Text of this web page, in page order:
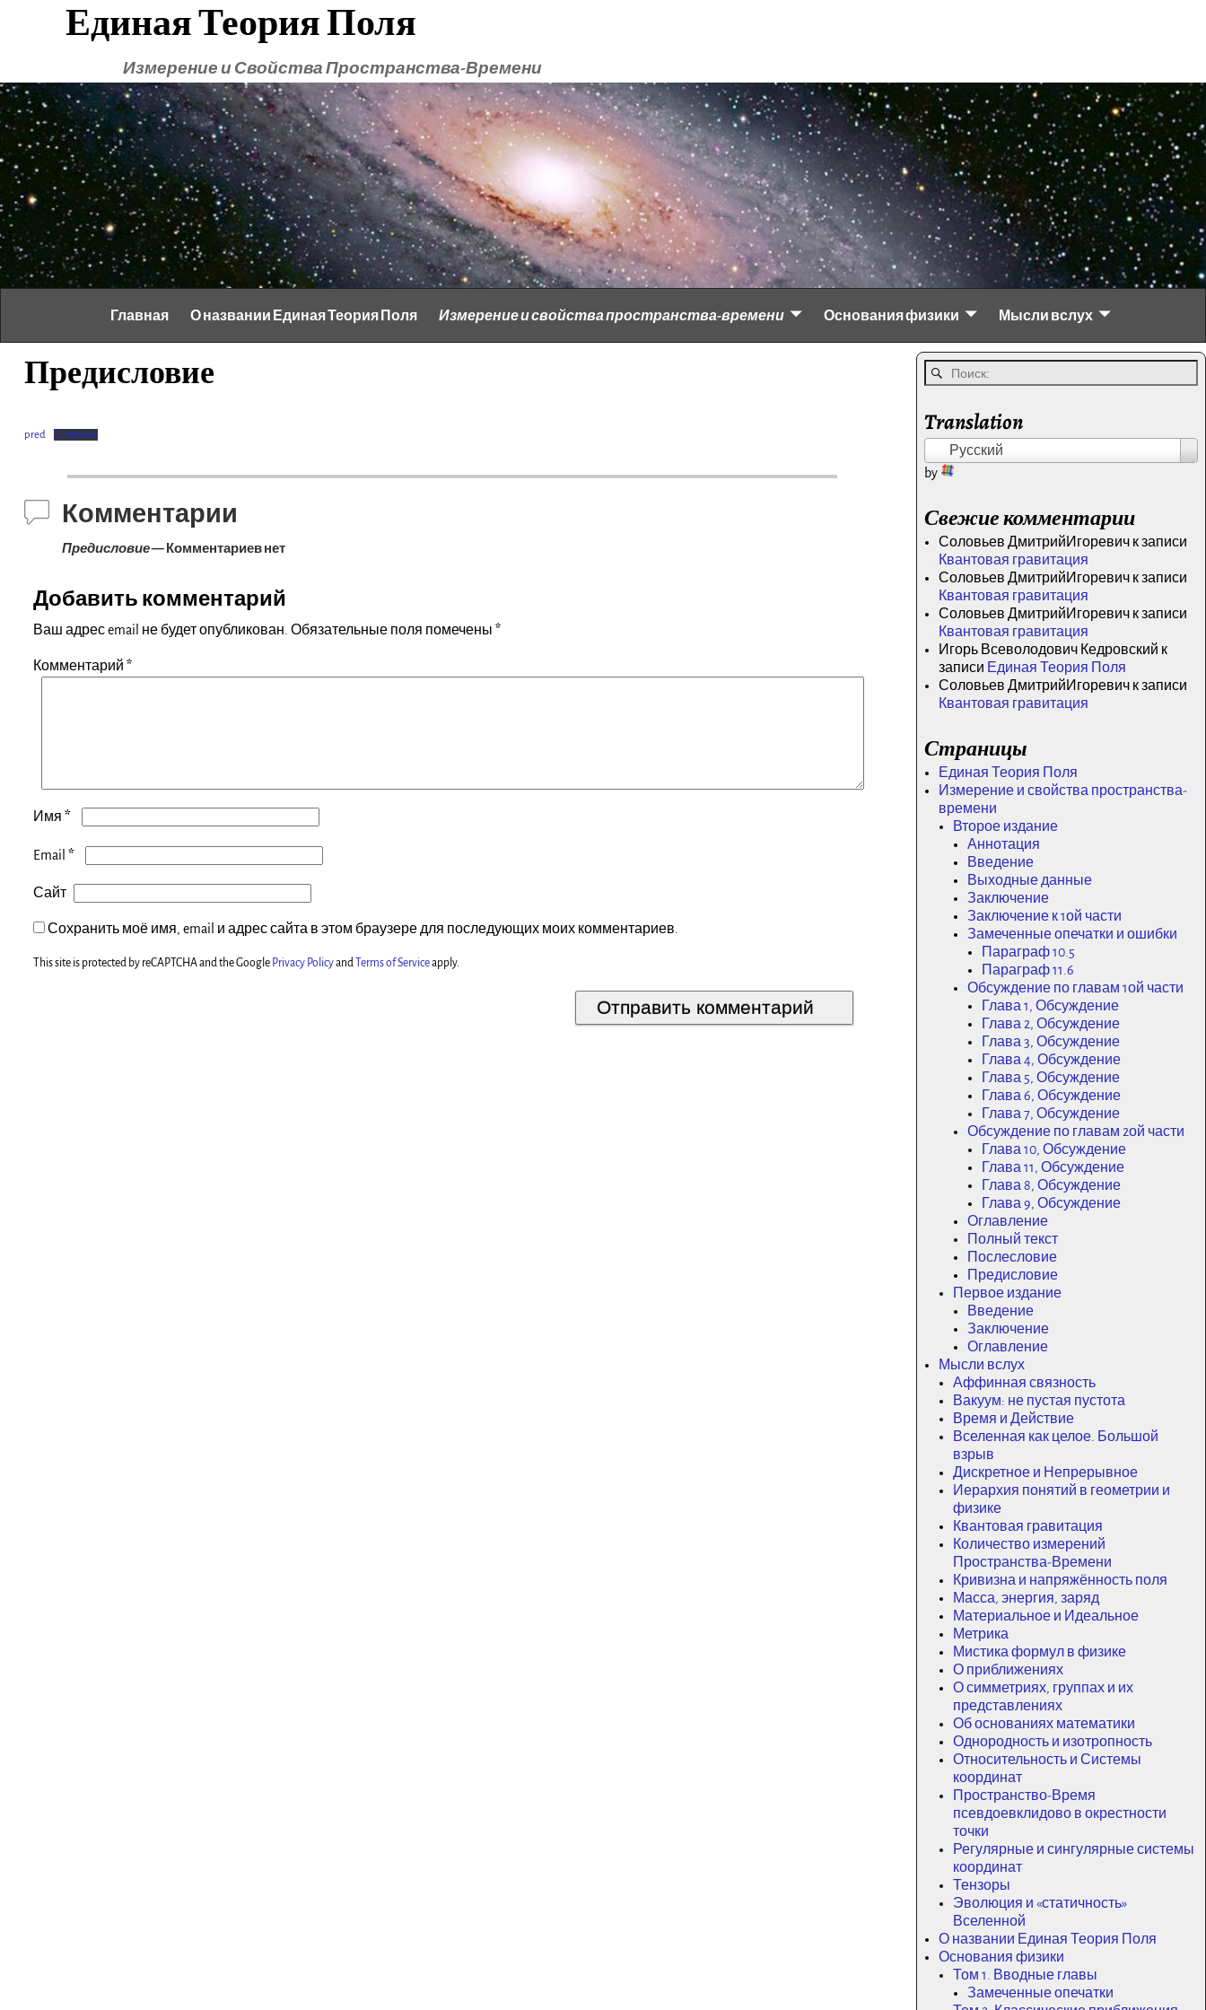
Единая Теория Поля
Измерение и Свойства Пространства-Времени
Главная О названии Единая Теория Поля Измерение и свойства пространства-времени Основания физики Мысли вслух
Предисловие
pred Скачать
Комментарии
Предисловие— Комментариев нет
Добавить комментарий
Ваш адрес email не будет опубликован. Обязательные поля помечены *
Комментарий *
Имя *
Email *
Сайт
Сохранить моё имя, email и адрес сайта в этом браузере для последующих моих комментариев.
This site is protected by reCAPTCHA and the Google Privacy PolicyandTerms of Serviceapply.
Translation
Русский
by
Свежие комментарии
Соловьев ДмитрийИгоревич к записи
Квантовая гравитация
Соловьев ДмитрийИгоревич к записи
Квантовая гравитация
Соловьев ДмитрийИгоревич к записи
Квантовая гравитация
Игорь Всеволодович Кедровский к
записи Единая Теория Поля
Соловьев ДмитрийИгоревич к записи
Квантовая гравитация
Страницы
Единая Теория Поля
Измерение и свойства пространства-
времени
Второе издание
Аннотация
Введение
Выходные данные
Заключение
Заключение к 1ой части
Замеченные опечатки и ошибки
Параграф 10.5
Параграф 11.6
Обсуждение по главам 1ой части
Глава 1, Обсуждение
Глава 2, Обсуждение
Глава 3, Обсуждение
Глава 4, Обсуждение
Глава 5, Обсуждение
Глава 6, Обсуждение
Глава 7, Обсуждение
Обсуждение по главам 2ой части
Глава 10, Обсуждение
Глава 11, Обсуждение
Глава 8, Обсуждение
Глава 9, Обсуждение
Оглавление
Полный текст
Послесловие
Предисловие
Первое издание
Введение
Заключение
Оглавление
Мысли вслух
Аффинная связность
Вакуум: не пустая пустота
Время и Действие
Вселенная как целое. Большой
взрыв
Дискретное и Непрерывное
Иерархия понятий в геометрии и
физике
Квантовая гравитация
Количество измерений
Пространства-Времени
Кривизна и напряжённость поля
Масса, энергия, заряд
Материальное и Идеальное
Метрика
Мистика формул в физике
О приближениях
О симметриях, группах и их
представлениях
Об основаниях математики
Однородность и изотропность
Относительность и Системы
координат
Пространство-Время
псевдоевклидово в окрестности
точки
Регулярные и сингулярные системы
координат
Тензоры
Эволюция и «статичность»
Вселенной
О названии Единая Теория Поля
Основания физики
Том 1. Вводные главы
Замеченные опечатки